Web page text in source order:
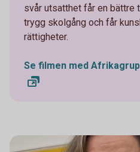
svår utsatthet får en bättre
trygg skolgång och får
rättigheter.
Se filmen med